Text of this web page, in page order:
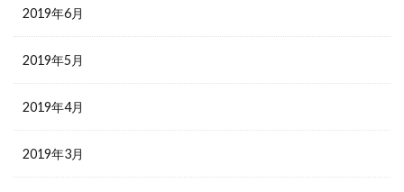
2019年6月
2019年5月
2019年4月
2019年3月